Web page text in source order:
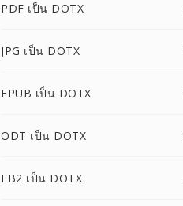
PDF เป็น DOTX
JPG เป็น DOTX
EPUB เป็น DOTX
ODT เป็น DOTX
FB2 เป็น DOTX